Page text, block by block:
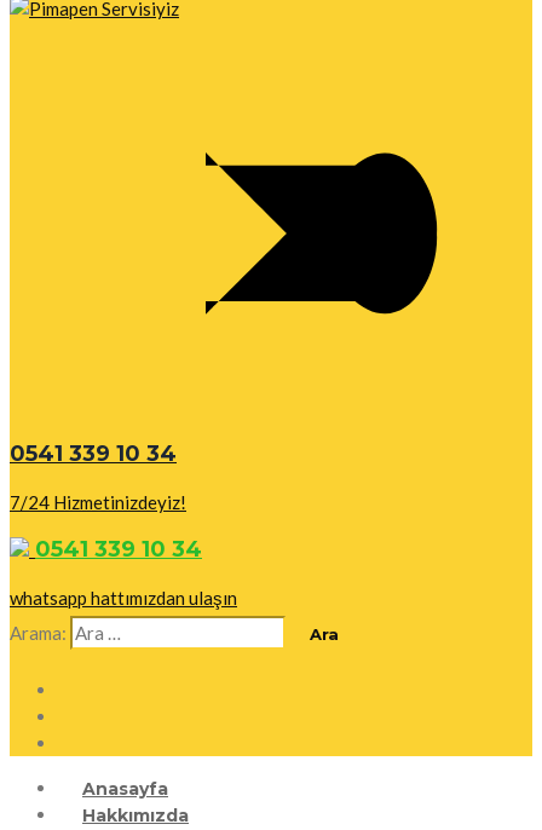
0541 339 10 34
7/24 Hizmetinizdeyiz!
0541 339 10 34
whatsapp hattımızdan ulaşın
Arama:
Anasayfa
Hakkımızda